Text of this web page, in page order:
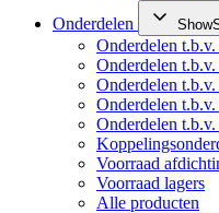
Onderdelen
Onderdelen
Onderdelen
Onderdelen t.b.v.
Onderdelen
Onderdelen
Voorraad
Voorraad lagers
Alle producten